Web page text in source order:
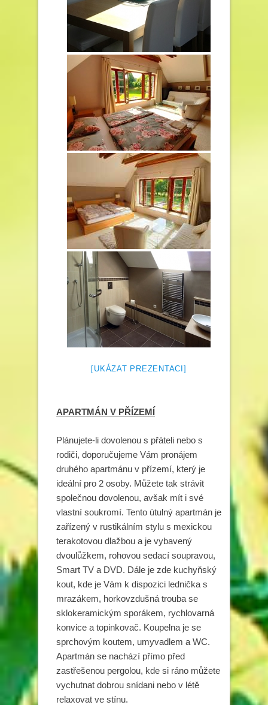
[UKÁZAT PREZENTACI]
APARTMÁN V PŘÍZEMÍ
Plánujete-li dovolenou s přáteli nebo s
rodiči, doporučujeme Vám pronájem
druhého apartmánu v přízemí, který je
ideální pro 2 osoby. Můžete tak strávit
společnou dovolenou, avšak mít i své
vlastní soukromí. Tento útulný apartmán je
zařízený v rustikálním stylu s mexickou
terakotovou dlažbou a je vybavený
dvoulůžkem, rohovou sedací soupravou,
Smart TV a DVD. Dále je zde kuchyňský
kout, kde je Vám k dispozici lednička s
mrazákem, horkovzdušná trouba se
sklokeramickým sporákem, rychlovarná
konvice a topinkovač. Koupelna je se
sprchovým koutem, umyvadlem a WC.
Apartmán se nachází přímo před
zastřešenou pergolou, kde si ráno můžete
vychutnat dobrou snídani nebo v létě
relaxovat ve stínu.